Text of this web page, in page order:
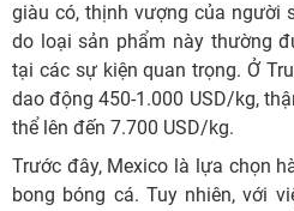
giàu có, thịnh vượng của người
do loại sản phẩm này thường
tại các sự kiện quan trọng. Ở
dao động 450-1.000 USD/kg,
thể lên đến 7.700 USD/kg.
Trước đây, Mexico là lựa chọn
bong bóng cá. Tuy nhiên, với